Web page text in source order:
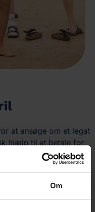
Om
at ansøge om et legat
hjælp til at betale for